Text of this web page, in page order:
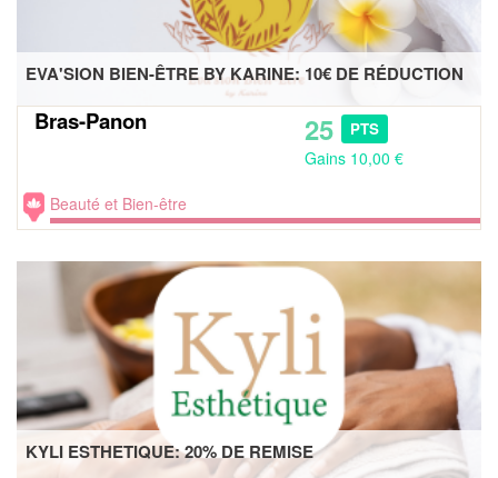
EVA'SION BIEN-ÊTRE BY KARINE: 10€ DE RÉDUCTION
Bras-Panon 25 PTS
Gains 10,00 €
Beauté et Bien-être
KYLI ESTHETIQUE: 20% DE REMISE